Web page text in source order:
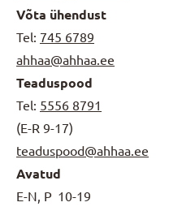
Võta ühendust
Tel: 745 6789
ahhaa@ahhaa.ee
Teaduspood
Tel: 5556 8791
(E-R 9-17)
teaduspood@ahhaa.ee
Avatud
E-N, P 10-19